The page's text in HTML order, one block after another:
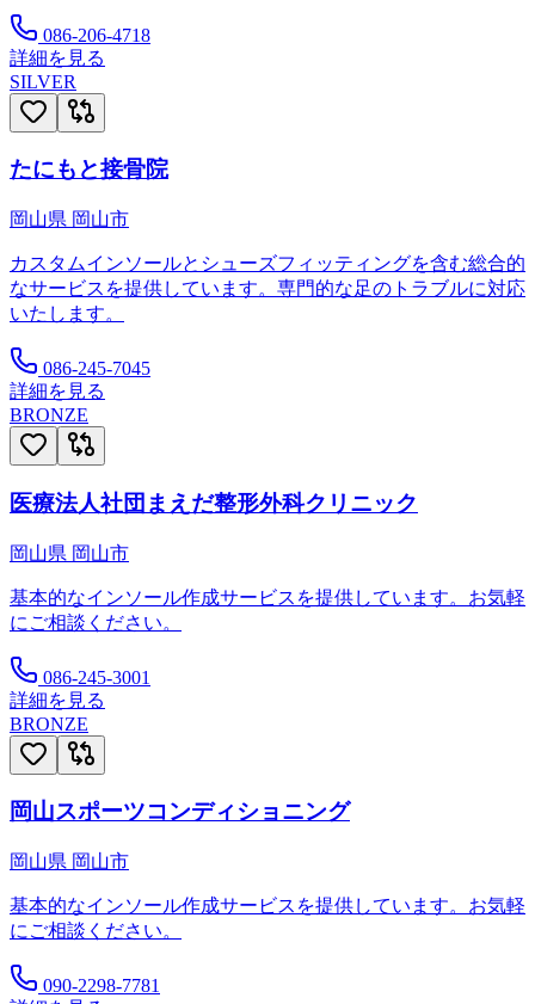
086-206-4718
詳細を見る
SILVER
たにもと接骨院
岡山県 岡山市
カスタムインソールとシューズフィッティングを含む総合的
なサービスを提供しています。専門的な足のトラブルに対応
いたします。
086-245-7045
詳細を見る
BRONZE
医療法人社団まえだ整形外科クリニック
岡山県 岡山市
基本的なインソール作成サービスを提供しています。お気軽
にご相談ください。
086-245-3001
詳細を見る
BRONZE
岡山スポーツコンディショニング
岡山県 岡山市
基本的なインソール作成サービスを提供しています。お気軽
にご相談ください。
090-2298-7781